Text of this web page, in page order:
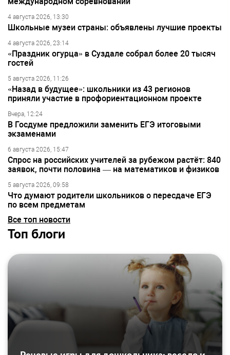
4 августа 2026, 13:30
Школьные музеи страны: объявлены лучшие проекты
4 августа 2026, 23:14
«Праздник огурца» в Суздале собрал более 20 тысяч
гостей
5 августа 2026, 11:26
«Назад в будущее»: школьники из 43 регионов
приняли участие в профориентационном проекте
Вчера, 12:24
В Госдуме предложили заменить ЕГЭ итоговыми
экзаменами
6 августа 2026, 15:47
Спрос на российских учителей за рубежом растёт: 840
заявок, почти половина — на математиков и физиков
5 августа 2026, 09:58
Что думают родители школьников о пересдаче ЕГЭ
по всем предметам
Все топ новости
Топ блоги